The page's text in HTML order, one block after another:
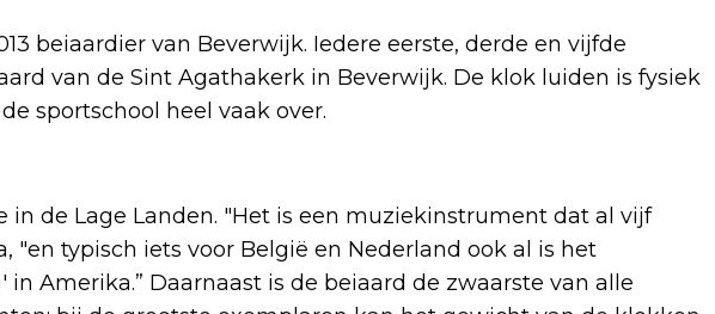
beiaardier van Beverwijk. Iedere eerste, derde en vijfde
van de Sint Agathakerk in Beverwijk. De klok luiden is fysiek
sportschool heel vaak over.
in de Lage Landen. "Het is een muziekinstrument dat al vijf
"en typisch iets voor België en Nederland ook al is het
Amerika.” Daarnaast is de beiaard de zwaarste van alle